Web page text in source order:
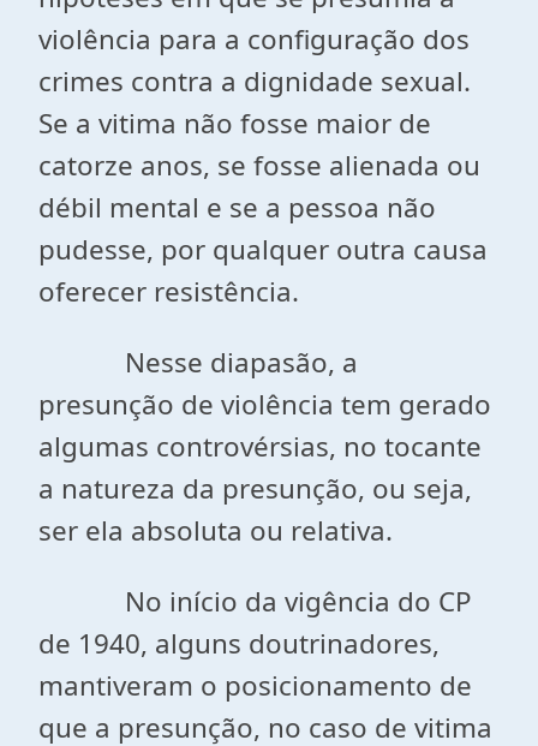
violência para a configuração dos
crimes contra a dignidade sexual.
Se a vitima não fosse maior de
catorze anos, se fosse alienada ou
débil mental e se a pessoa não
pudesse, por qualquer outra causa
oferecer resistência.
Nesse diapasão, a
presunção de violência tem gerado
algumas controvérsias, no tocante
a natureza da presunção, ou seja,
ser ela absoluta ou relativa.
No início da vigência do CP
de 1940, alguns doutrinadores,
mantiveram o posicionamento de
que a presunção, no caso de vitima